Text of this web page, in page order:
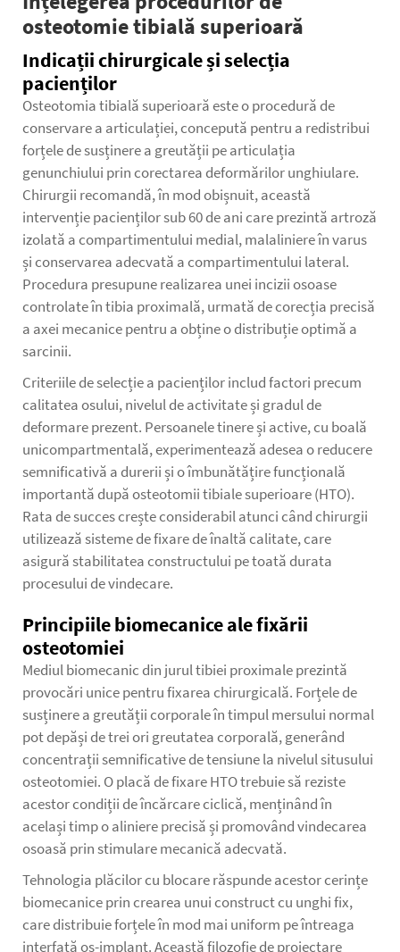
osteotomie tibială superioară
Indicații chirurgicale și selecția
pacienților
Osteotomia tibială superioară este o procedură de
conservare a articulației, concepută pentru a redistribui
forțele de susținere a greutății pe articulația
genunchiului prin corectarea deformărilor unghiulare.
Chirurgii recomandă, în mod obișnuit, această
intervenție pacienților sub 60 de ani care prezintă artroză
izolată a compartimentului medial, malaliniere în varus
și conservarea adecvată a compartimentului lateral.
Procedura presupune realizarea unei incizii osoase
controlate în tibia proximală, urmată de corecția precisă
a axei mecanice pentru a obține o distribuție optimă a
sarcinii.
Criteriile de selecție a pacienților includ factori precum
calitatea osului, nivelul de activitate și gradul de
deformare prezent. Persoanele tinere și active, cu boală
unicompartmentală, experimentează adesea o reducere
semnificativă a durerii și o îmbunătățire funcțională
importantă după osteotomii tibiale superioare (HTO).
Rata de succes crește considerabil atunci când chirurgii
utilizează sisteme de fixare de înaltă calitate, care
asigură stabilitatea constructului pe toată durata
procesului de vindecare.
Principiile biomecanice ale fixării
osteotomiei
Mediul biomecanic din jurul tibiei proximale prezintă
provocări unice pentru fixarea chirurgicală. Forțele de
susținere a greutății corporale în timpul mersului normal
pot depăși de trei ori greutatea corporală, generând
concentrații semnificative de tensiune la nivelul situsului
osteotomiei. O placă de fixare HTO trebuie să reziste
acestor condiții de încărcare ciclică, menținând în
același timp o aliniere precisă și promovând vindecarea
osoasă prin stimulare mecanică adecvată.
Tehnologia plăcilor cu blocare răspunde acestor cerințe
biomecanice prin crearea unui construct cu unghi fix,
care distribuie forțele în mod mai uniform pe întreaga
interfață os-implant. Această filozofie de proiectare